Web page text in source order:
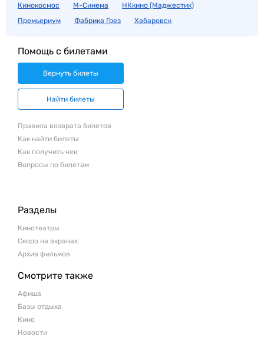
Кинокосмос
М-Синема
НКкино (Маджестик)
Премьериум
Фабрика Грез Хабаровск
Помощь с билетами
Вернуть билеты
Найти билеты
Правила возврата билетов
Как найти билеты
Как получить чек
Вопросы по билетам
Разделы
Кинотеатры
Скоро на экранах
Архив фильмов
Смотрите также
Афиша
Базы отдыха
Кино
Новости